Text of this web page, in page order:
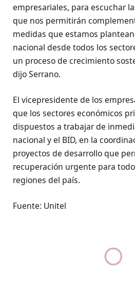
empresariales, para escuchar
que nos permitirán
medidas que estamos
nacional desde todos los
un proceso de crecimiento
dijo Serrano.
El vicepresidente de los
que los sectores económicos
dispuestos a trabajar de
nacional y el BID, en la
proyectos de desarrollo que
recuperación urgente para
regiones del país.
Fuente: Unitel